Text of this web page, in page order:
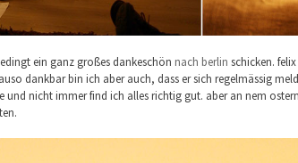
ein ganz großes dankeschön nach berlin schicken.
dankbar bin ich aber auch, dass er sich regelmässig
und nicht immer find ich alles richtig gut. aber an nem